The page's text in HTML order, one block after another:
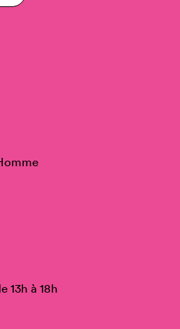
13h à 18h